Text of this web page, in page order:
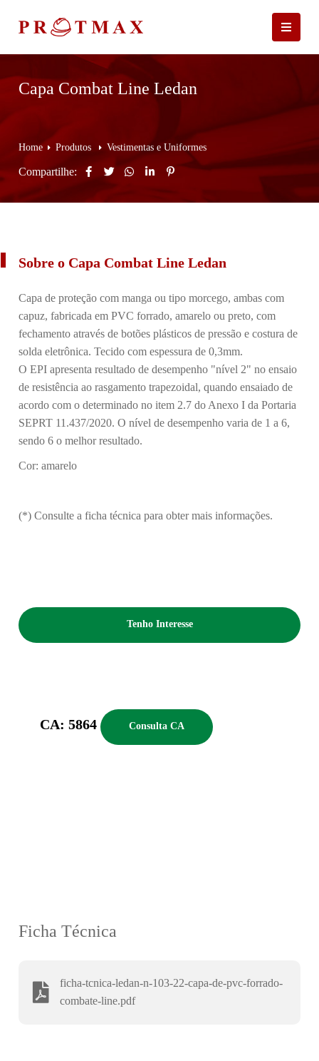
Capa Combat Line Ledan
Home Produtos Vestimentas e Uniformes
Compartilhe:
Sobre o Capa Combat Line Ledan
Capa de proteção com manga ou tipo morcego, ambas com
capuz, fabricada em PVC forrado, amarelo ou preto, com
fechamento através de botões plásticos de pressão e costura de
solda eletrônica. Tecido com espessura de 0,3mm.
O EPI apresenta resultado de desempenho "nível 2" no ensaio
de resistência ao rasgamento trapezoidal, quando ensaiado de
acordo com o determinado no item 2.7 do Anexo I da Portaria
SEPRT 11.437/2020. O nível de desempenho varia de 1 a 6,
sendo 6 o melhor resultado.
Cor: amarelo
(*) Consulte a ficha técnica para obter mais informações.
Tenho Interesse
CA: 5864 Consulta CA
Ficha Técnica
ficha-tcnica-ledan-n-103-22-capa-de-pvc-forrado-
combate-line.pdf